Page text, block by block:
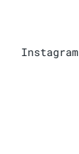
Instagram